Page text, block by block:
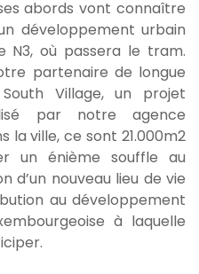
abords vont connaître
développement urbain
N3, où passera le tram.
partenaire de longue
Village, un projet
par notre agence
la ville, ce sont 21.000m2
un énième souffle au
d’un nouveau lieu de vie
au développement
à laquelle